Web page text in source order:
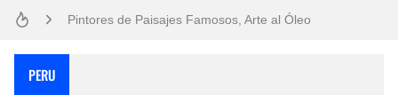
Pintores de Paisajes Famosos, Arte al Óleo
PERU